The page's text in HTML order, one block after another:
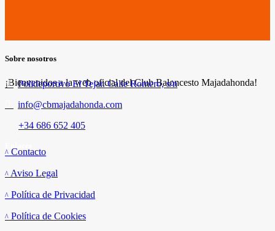
Sobre nosotros
¡Bienvenidos a la web oficial del Club Baloncesto Majadahonda!
Polideportivo El Tejar. Calle Romero, s/n
info@cbmajadahonda.com
+34 686 652 405
Contacto
Aviso Legal
Política de Privacidad
Política de Cookies